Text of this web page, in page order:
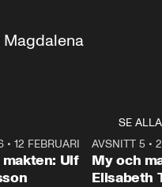
SE ALLA
27:30
•12 FEBRUARI
Ulf
AVSNITT 5 •
My och
Elisabeth